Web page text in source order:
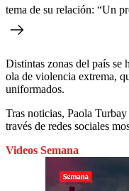
tema de su relación: “Un
Distintas zonas del país se
ola de violencia extrema,
uniformados.
Tras noticias, Paola
través de redes sociales
Videos Semana